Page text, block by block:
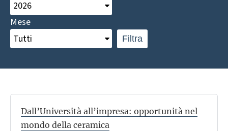
Mese
Filtra
Dall’Università all’impresa: opportunità nel
mondo della ceramica